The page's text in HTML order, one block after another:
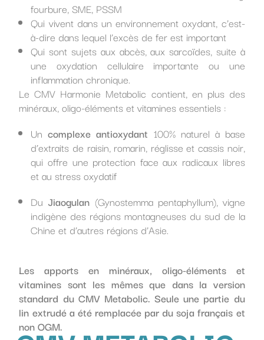
fourbure, SME, PSSM
Qui vivent dans un environnement oxydant, c’est-
à-dire dans lequel l’excès de fer est important
Qui sont sujets aux abcès, aux sarcoïdes, suite à
une oxydation cellulaire importante ou une
inflammation chronique.
Le CMV Harmonie Metabolic contient, en plus des
minéraux, oligo-éléments et vitamines essentiels :
Uncomplexe antioxydant 100% naturel à base
d’extraits de raisin, romarin, réglisse et cassis noir,
qui offre une protection face aux radicaux libres
et au stress oxydatif
Du Jiaogulan (Gynostemma pentaphyllum), vigne
indigène des régions montagneuses du sud de la
Chine et d’autres régions d’Asie.
Les apports en minéraux, oligo-éléments et
vitamines sont les mêmes que dans la version
standard du CMV Metabolic. Seule une partie du
lin extrudé a été remplacée par du soja français et
non OGM.